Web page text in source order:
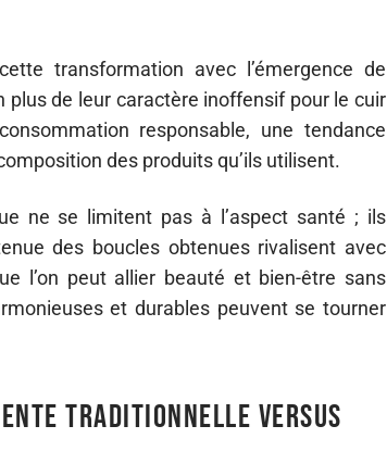
transformation avec l’émergence de
de leur caractère inoffensif pour le cuir
responsable, une tendance
des produits qu’ils utilisent.
ne se limitent pas à l’aspect santé ; ils
des boucles obtenues rivalisent avec
l’on peut allier beauté et bien-être sans
et durables peuvent se tourner
traditionnelle versus